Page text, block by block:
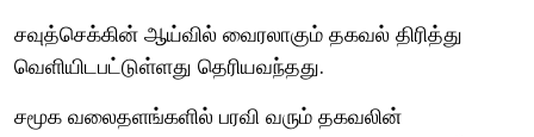
சவுத்செக்கின் ஆய்வில் வைரலாகும் தகவல் திரித்து
வெளியிடபட்டுள்ளது தெரியவந்தது.
சமூக வலைதளங்களில் பரவி வரும் தகவலின்